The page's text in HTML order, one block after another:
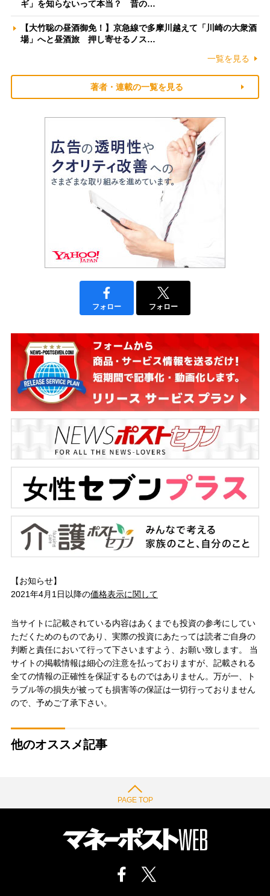
ギ」を知らないって本当？ 昔の…
【大竹聡の昼酒御免！】京急線で多摩川越えて「川崎の大衆酒
場」へと昼酒旅 押し寄せるノス…
一覧を見る
著者・連載の一覧を見る
フォロー フォロー
【お知らせ】
2021年4月1日以降の価格表示に関して
当サイトに記載されている内容はあくまでも投資の参考にしてい
ただくためのものであり、実際の投資にあたっては読者ご自身の
判断と責任において行って下さいますよう、お願い致します。 当
サイトの掲載情報は細心の注意を払っておりますが、記載される
全ての情報の正確性を保証するものではありません。万が一、ト
ラブル等の損失が被っても損害等の保証は一切行っておりません
ので、予めご了承下さい。
他のオススメ記事
PAGE TOP